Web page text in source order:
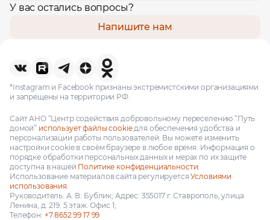
У вас остались вопросы?
Напишите нам
*Instagram и Facebook признаны экстремистскими организациями
и запрещены на территории РФ.
Сайт АНО “Центр содействия добровольному переселению “Путь
домой” использует файлы cookieдля обеспечения удобства и
персонализации работы пользователей. Вы можете изменить
настройки cookie в своём браузере в любое время. Информация о
порядке обработки персональных данных и мерах по их защите
доступна в нашей Политике конфиденциальности.
Использование материалов сайта регулируетсяУсловиями
использования.
Руководитель: А. В. Бублик; Адрес: 355017 г. Ставрополь, улица
Ленина, д. 219. 5 этаж. Офис 1;
Телефон: +7 8652 99 17 99